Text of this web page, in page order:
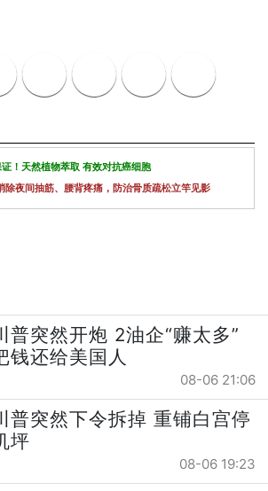
！天然植物萃取 有效对抗癌细胞
除夜间抽筋、腰背疼痛，防治骨质疏松立竿见影
普突然开炮 2油企“赚太多”
钱还给美国人
08-06 21:06
普突然下令拆掉 重铺白宫停
坪
08-06 19:23